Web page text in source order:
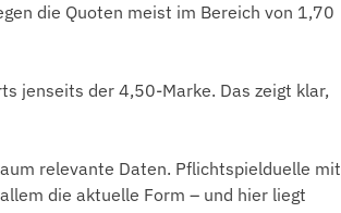
die Quoten meist im Bereich von 1,70
jenseits der 4,50-Marke. Das zeigt klar,
relevante Daten. Pflichtspielduelle mit
die aktuelle Form – und hier liegt